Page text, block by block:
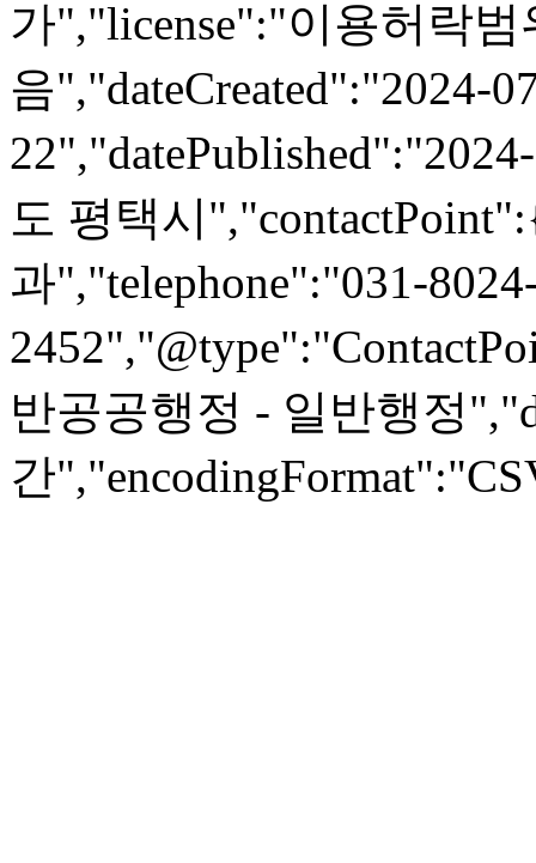
가","license":"이용허락범
음","dateCreated":"2024-
도 평택시
과","telephone":"031-
반공공행정 - 일반행정
간